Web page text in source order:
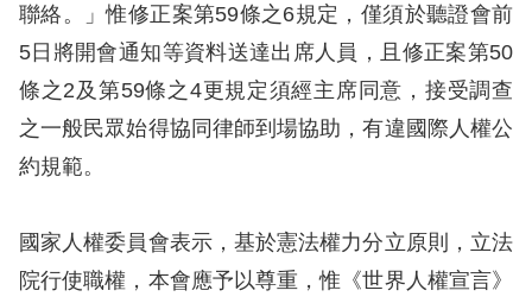
頁
網
站
聯絡。」惟修正案第59條之6規定，僅須於聽證會前
5日將開會通知等資料送達出席人員，且修正案第50
條之2及第59條之4更規定須經主席同意，接受調查
之一般民眾始得協同律師到場協助，有違國際人權公
約規範。
國家人權委員會表示，基於憲法權力分立原則，立法
院行使職權，本會應予以尊重，惟《世界人權宣言》